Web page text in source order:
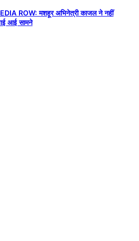
ROW: मशहूर अभिनेत्री काजल ने नहीं
आई सामने